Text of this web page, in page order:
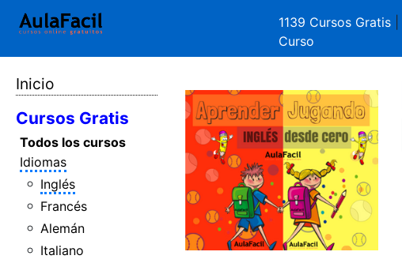
1139 Cursos Gratis
Curso
Inicio
Cursos Gratis
Todos los cursos
Idiomas
Inglés
Francés
Alemán
Italiano